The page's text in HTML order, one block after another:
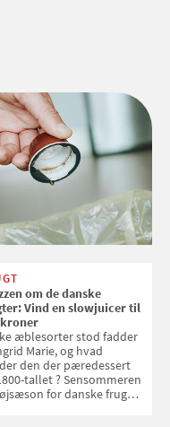
om de danske
Vind en slowjuicer til
æblesorter stod fadder
Marie, og hvad
den der pæredessert
tallet ? Sensommeren
for danske fruger,